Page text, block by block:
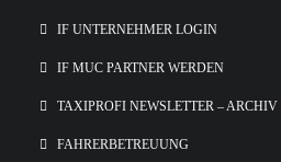
IF UNTERNEHMER LOGIN
IF MUC PARTNER WERDEN
TAXIPROFI NEWSLETTER – ARCHIV
FAHRERBETREUUNG